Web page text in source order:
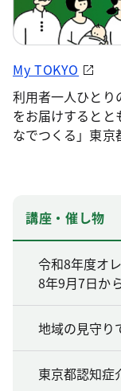
My TOKYO
利用者一人ひとり
をお届けするとと
なでつくる」東京
講座・催し物
令和8年度オ
8年9月7日か
地域の見守り
東京都認知症